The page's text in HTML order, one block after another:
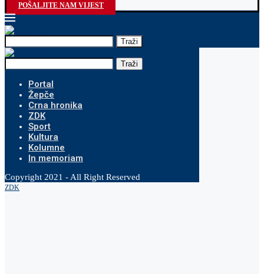
POŠALJITE NAM VIJEST
Traži
Traži
Portal
Žepče
Crna hronika
ZDK
Sport
Kultura
Kolumne
In memoriam
Copyright 2021 - All Right Reserved
ZDK